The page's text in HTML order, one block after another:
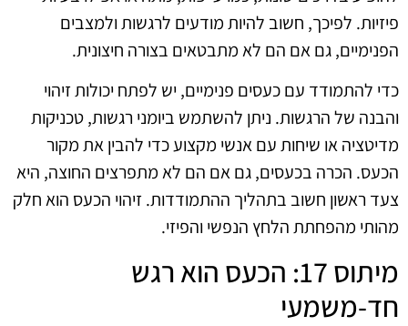
פיזיות. לפיכך, חשוב להיות מודעים לרגשות ולמצבים
הפנימיים, גם אם הם לא מתבטאים בצורה חיצונית.
כדי להתמודד עם כעסים פנימיים, יש לפתח יכולות זיהוי
והבנה של הרגשות. ניתן להשתמש ביומני רגשות, טכניקות
מדיטציה או שיחות עם אנשי מקצוע כדי להבין את מקור
הכעס. הכרה בכעסים, גם אם הם לא מתפרצים החוצה, היא
צעד ראשון חשוב בתהליך ההתמודדות. זיהוי הכעס הוא חלק
מהותי מהפחתת הלחץ הנפשי והפיזי.
מיתוס 17: הכעס הוא רגש
חד-משמעי